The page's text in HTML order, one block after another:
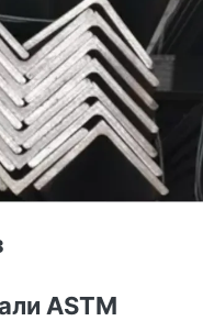
ASTM